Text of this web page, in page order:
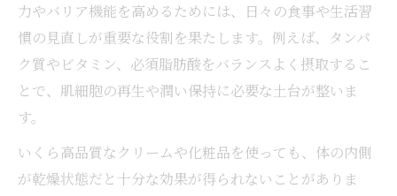
力やバリア機能を高めるためには、日々の食事や生活習
慣の見直しが重要な役割を果たします。例えば、タンパ
ク質やビタミン、必須脂肪酸をバランスよく摂取するこ
とで、肌細胞の再生や潤い保持に必要な土台が整いま
す。
いくら高品質なクリームや化粧品を使っても、体の内側
が乾燥状態だと十分な効果が得られないことがありま